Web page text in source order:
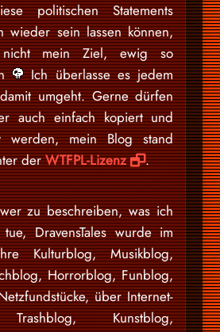
politischen Statements
wieder sein lassen können,
mein Ziel, ewig so
Ich überlasse es jedem
umgeht. Gerne dürfen
auch einfach kopiert und
werden, mein Blog stand
derWTFPL-Lizenz .
zu beschreiben, was ich
DravensTales wurde im
Kulturblog, Musikblog,
Horrorblog, Funblog,
über Internet-
Trashblog, Kunstblog,